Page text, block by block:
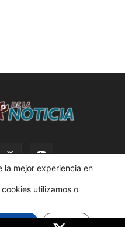
los derechos reservados. |
la mejor experiencia en
utilizamos o
Ajustes